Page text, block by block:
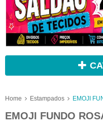
Home Estampados EMOJI
EMOJI FUNDO